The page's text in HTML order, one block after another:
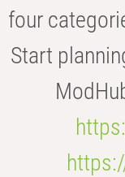
four
Start